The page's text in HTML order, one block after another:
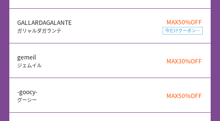
GALLARDAGALANTE
ガリャルダガランテ
MAX50%OFF
今だけクーポン配布中
gemeil
ジェムイル
MAX30%OFF
-goocy-
グーシー
MAX50%OFF